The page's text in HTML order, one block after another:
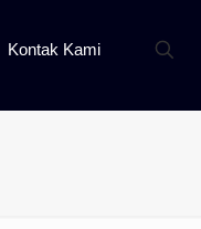
Kontak Kami